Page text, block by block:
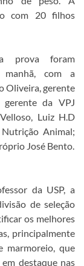
com 20 filhos
prova foram
manhã, com a
Oliveira, gerente
da VPJ
Luiz H.D
Animal;
José Bento.
da USP, a
de seleção
os melhores
principalmente
marmoreio, que
destaque nas